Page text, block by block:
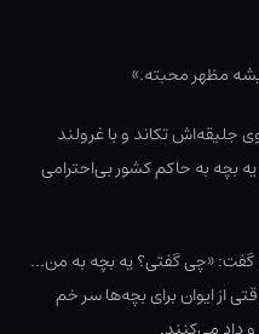
مظهر محبته.»
جلیقه‌اش تکاند و با غرولند
بچه به حاکم کشور بی‌احترامی
گفت: «چی گفتی؟ یه بچه به من…
از ایوان برای بچه‌ها سر خم